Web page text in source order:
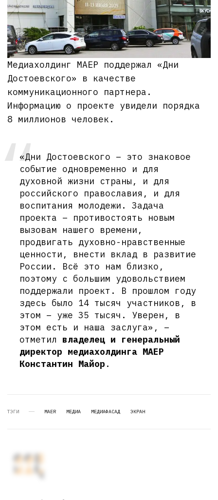
Медиахолдинг МАЕР поддержал «Дни
Достоевского» в качестве
коммуникационного партнера.
Информацию о проекте увидели порядка
8 миллионов человек.
«Дни Достоевского – это знаковое
событие одновременно и для
духовной жизни страны, и для
российского православия, и для
воспитания молодежи. Задача
проекта – противостоять новым
вызовам нашего времени,
продвигать духовно-нравственные
ценности, внести вклад в развитие
России. Всё это нам близко,
поэтому с большим удовольствием
поддержали проект. В прошлом году
здесь было 14 тысяч участников, в
этом – уже 35 тысяч. Уверен, в
этом есть и наша заслуга», –
отметил владелец и генеральный
директор медиахолдинга МАЕР
Константин Майор .
ТЭГИ MAER МЕДИА МЕДИАФАСАД ЭКРАН